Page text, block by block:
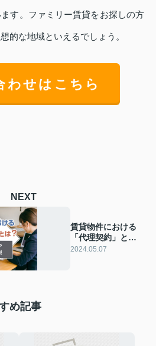
す。ファミリー賃貸をお探しの方
的な地域といえるでしょう。
わせはこちら
NEXT
賃貸物件における
「代理契約」と
は？必要な条件や
2024.05.07
め記事